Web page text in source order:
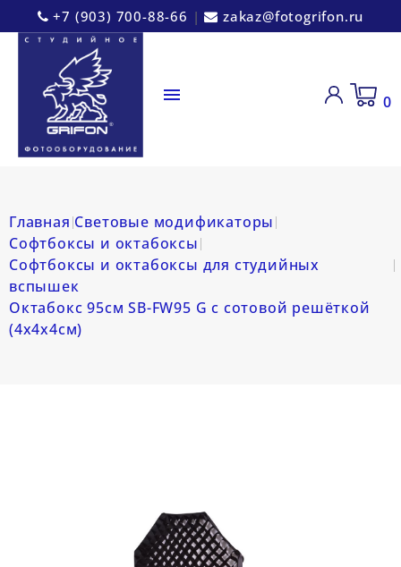
+7 (903) 700-88-66 | zakaz@fotogrifon.ru
 0
Главная Световые модификаторы
Софтбоксы и октабоксы
Софтбоксы и октабоксы для студийных
вспышек
Октабокс 95см SB-FW95 G с сотовой решёткой
(4х4х4см)